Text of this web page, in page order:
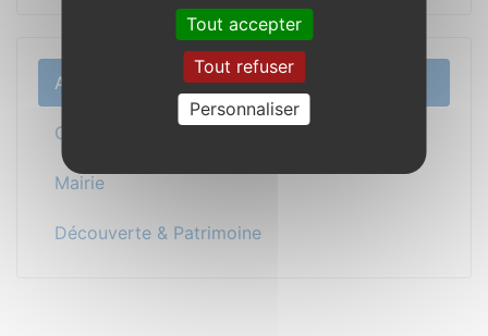
Actualité
Cadre de vie / Vie sociale
Mairie
Découverte & Patrimoine
Tout accepter
Tout refuser
Personnaliser